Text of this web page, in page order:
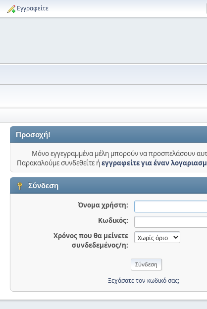
Εγγραφείτε
Προσοχή!
Μόνο εγγεγραμμένα μέλη μπορούν να προσπελάσουν
Παρακαλούμε συνδεθείτε ήεγγραφείτε για έναν
Σύνδεση
Όνομα χρήστη:
Κωδικός:
Χρόνος που θα μείνετε
συνδεδεμένος/η:
Ξεχάσατε τον κωδικό σας;